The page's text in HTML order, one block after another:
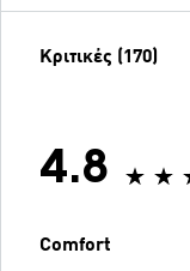
Κριτικές (170)
4.8
Comfort